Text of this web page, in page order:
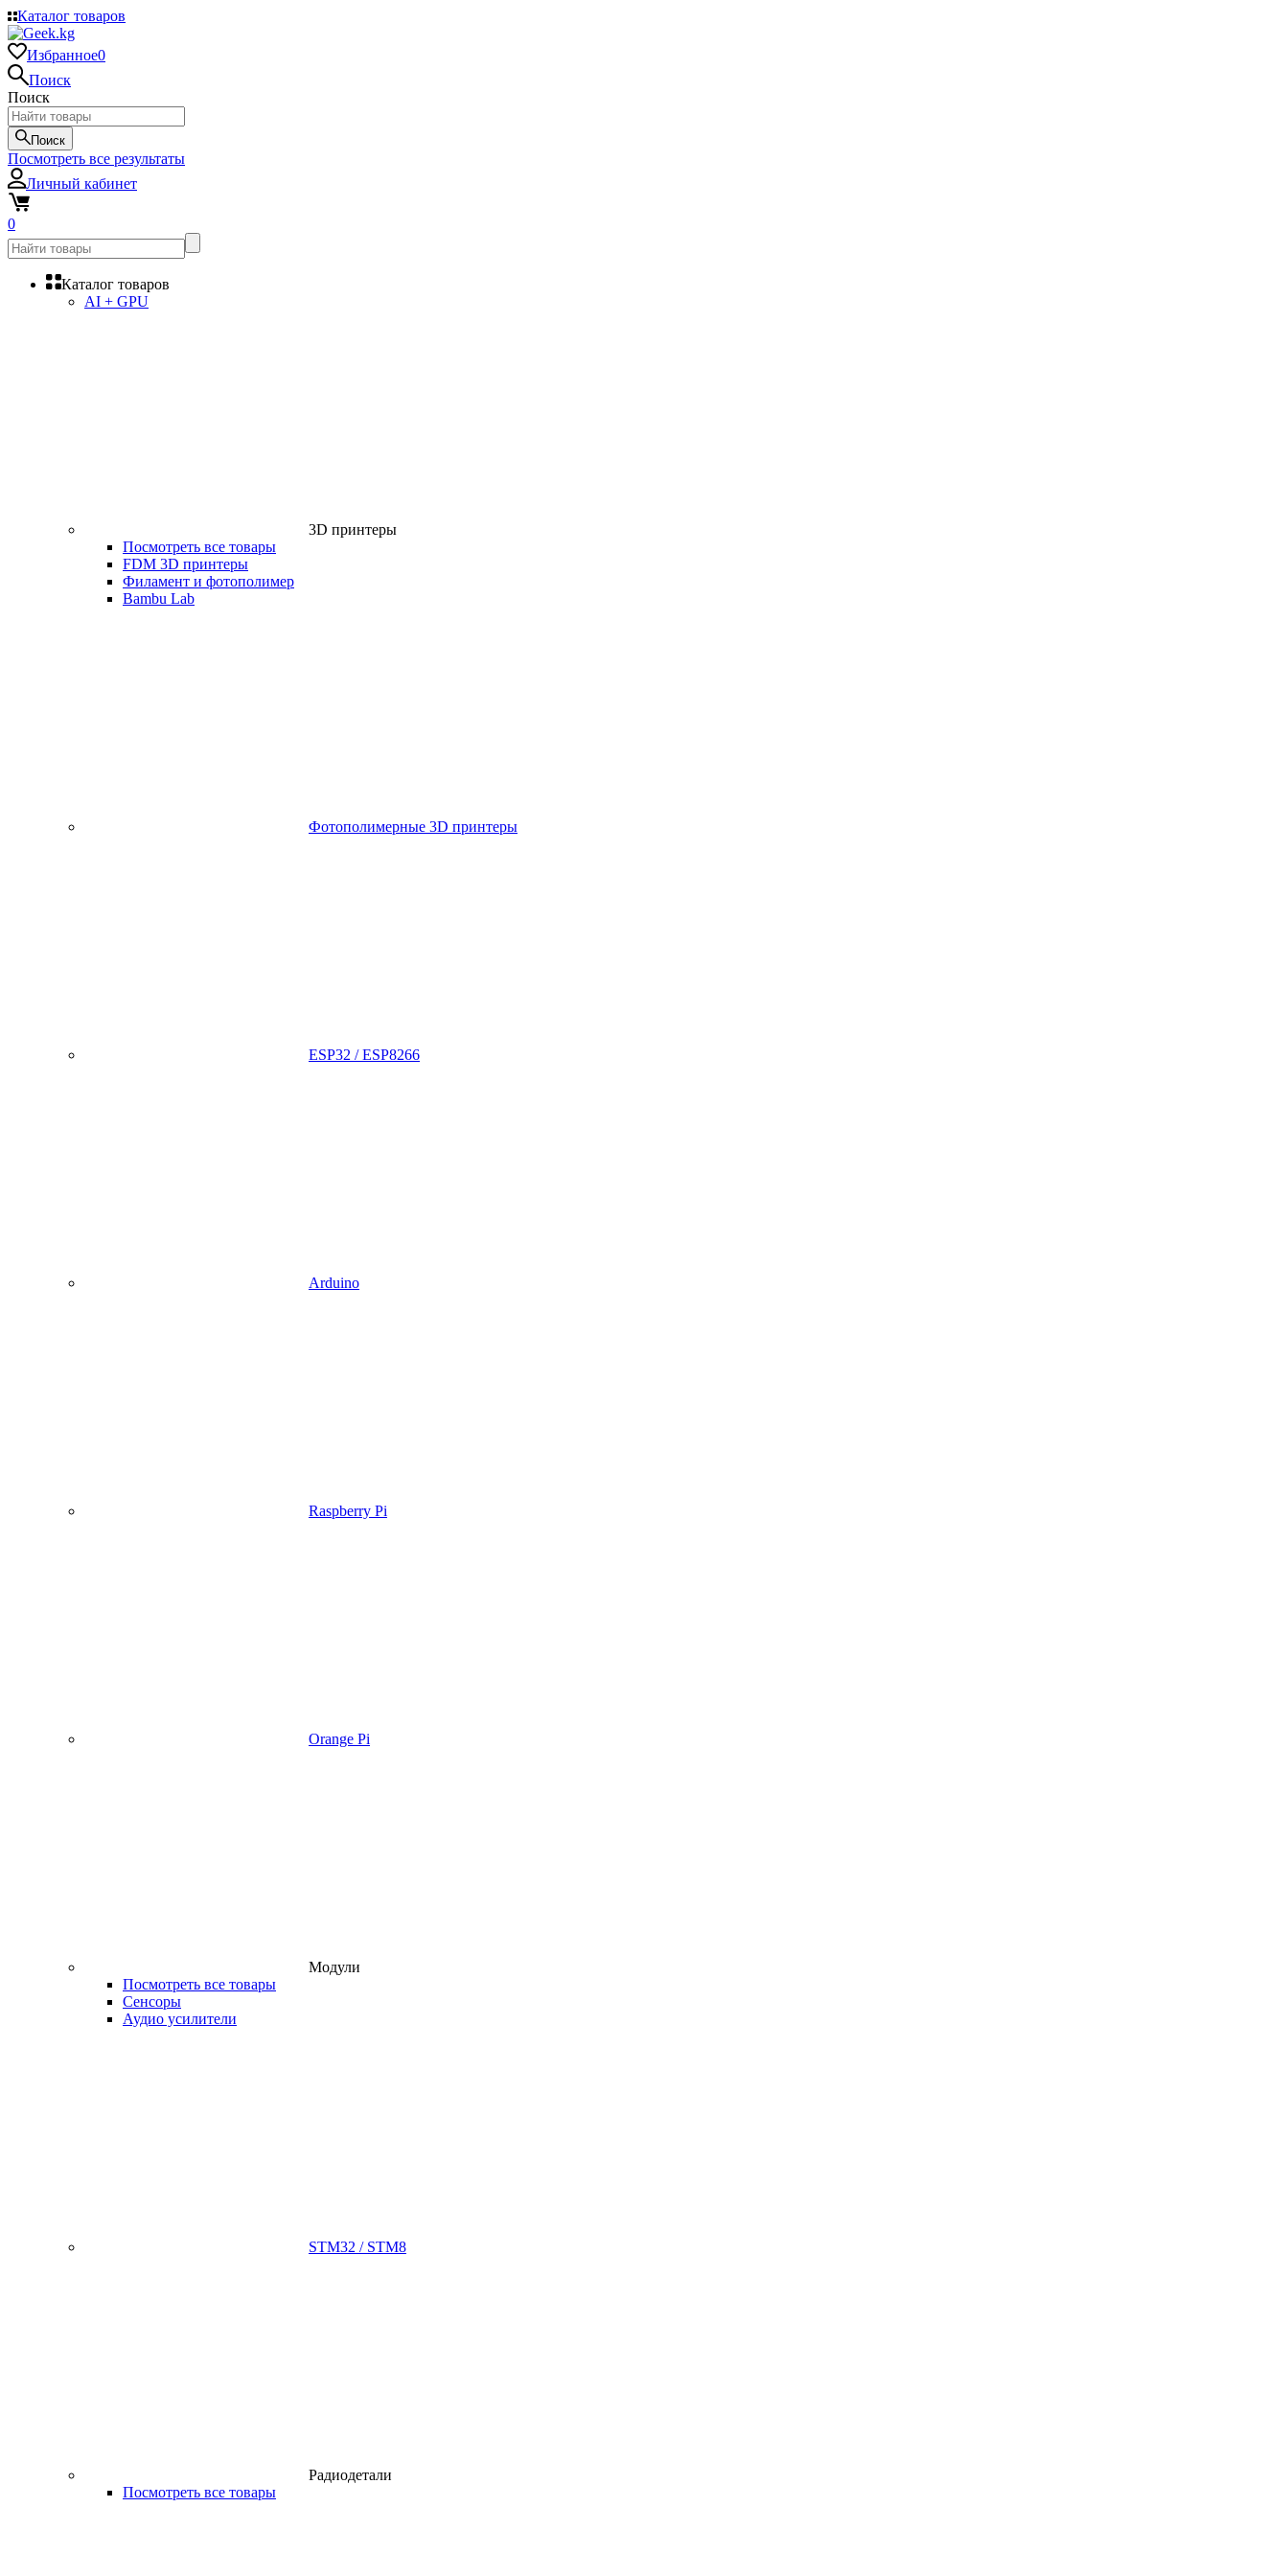
Каталог товаров
Избранное0
Поиск
Поиск
Поиск
Посмотреть все результаты
Личный кабинет
0
Каталог товаров
AI + GPU
3D принтеры
Посмотреть все товары
FDM 3D принтеры
Филамент и фотополимер
Bambu Lab
Фотополимерные 3D принтеры
ESP32 / ESP8266
Arduino
Raspberry Pi
Orange Pi
Модули
Посмотреть все товары
Сенсоры
Аудио усилители
STM32 / STM8
Радиодетали
Посмотреть все товары